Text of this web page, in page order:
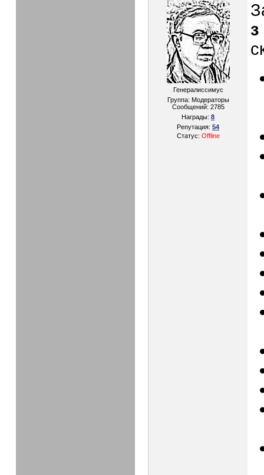
Генералиссимус
Группа: Модераторы
Сообщений: 2785
Награды: 8
Репутация: 54
Статус: Offline
з